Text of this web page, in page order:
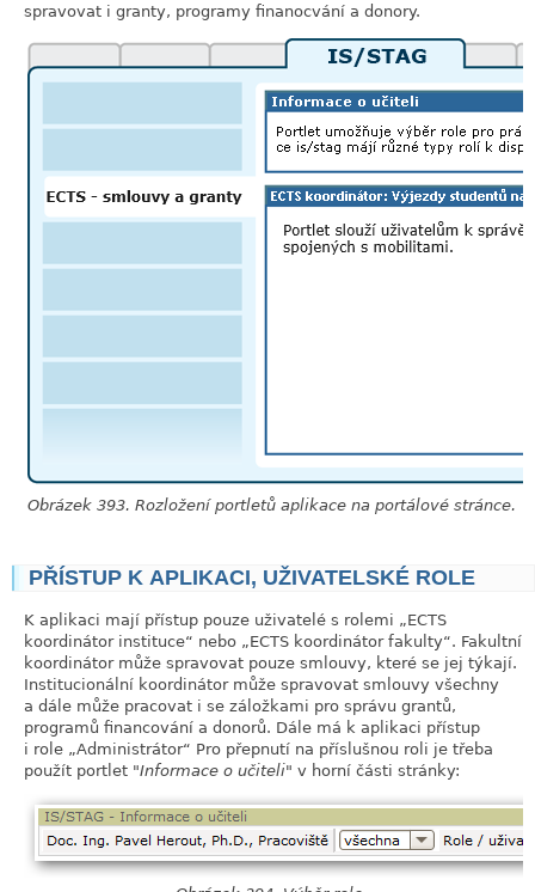
spravovat i granty, programy finanocvání a donory.
Obrázek 393. Rozložení portletů aplikace na portálové stránce.
PŘÍSTUP K APLIKACI, UŽIVATELSKÉ ROLE
K aplikaci mají přístup pouze uživatelé s rolemi „ECTS
koordinátor instituce“ nebo „ECTS koordinátor fakulty“. Fakultní
koordinátor může spravovat pouze smlouvy, které se jej týkají.
Institucionální koordinátor může spravovat smlouvy všechny
a dále může pracovat i se záložkami pro správu grantů,
programů financování a donorů. Dále má k aplikaci přístup
i role „Administrátor“ Pro přepnutí na příslušnou roli je třeba
použít portlet
Informace o učiteli v horní části stránky: